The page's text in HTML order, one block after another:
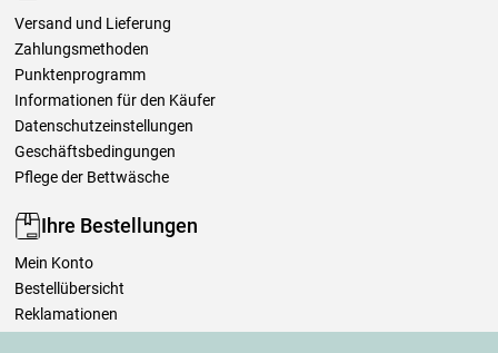
Versand und Lieferung
Zahlungsmethoden
Punktenprogramm
Informationen für den Käufer
Datenschutzeinstellungen
Geschäftsbedingungen
Pflege der Bettwäsche
Ihre Bestellungen
Mein Konto
Bestellübersicht
Reklamationen